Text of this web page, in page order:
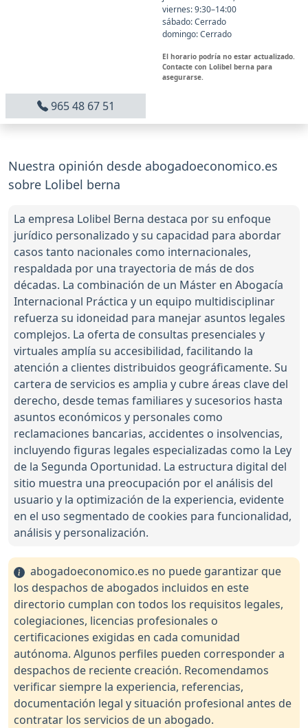
viernes: 9:30–14:00
sábado: Cerrado
domingo: Cerrado
El horario podría no estar actualizado.
Contacte con Lolibel berna para
asegurarse.
965 48 67 51
Nuestra opinión desde abogadoeconomico.es
sobre Lolibel berna
La empresa Lolibel Berna destaca por su enfoque
jurídico personalizado y su capacidad para abordar
casos tanto nacionales como internacionales,
respaldada por una trayectoria de más de dos
décadas. La combinación de un Máster en Abogacía
Internacional Práctica y un equipo multidisciplinar
refuerza su idoneidad para manejar asuntos legales
complejos. La oferta de consultas presenciales y
virtuales amplía su accesibilidad, facilitando la
atención a clientes distribuidos geográficamente. Su
cartera de servicios es amplia y cubre áreas clave del
derecho, desde temas familiares y sucesorios hasta
asuntos económicos y personales como
reclamaciones bancarias, accidentes o insolvencias,
incluyendo figuras legales especializadas como la Ley
de la Segunda Oportunidad. La estructura digital del
sitio muestra una preocupación por el análisis del
usuario y la optimización de la experiencia, evidente
en el uso segmentado de cookies para funcionalidad,
análisis y personalización.
abogadoeconomico.es no puede garantizar que
los despachos de abogados incluidos en este
directorio cumplan con todos los requisitos legales,
colegiaciones, licencias profesionales o
certificaciones exigidas en cada comunidad
autónoma. Algunos perfiles pueden corresponder a
despachos de reciente creación. Recomendamos
verificar siempre la experiencia, referencias,
documentación legal y situación profesional antes de
contratar los servicios de un abogado.